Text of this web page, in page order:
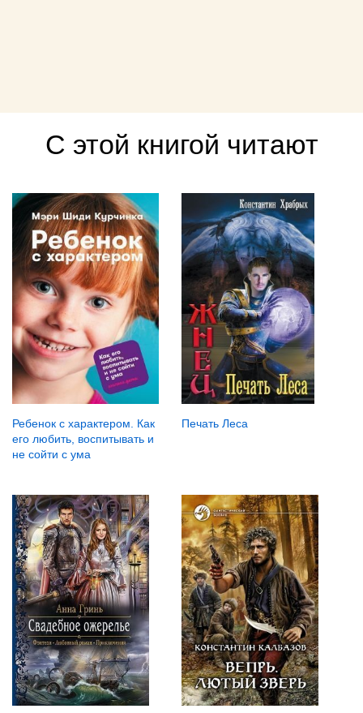
С этой книгой читают
Ребенок с характером. Как
его любить, воспитывать и
не сойти с ума
Печать Леса